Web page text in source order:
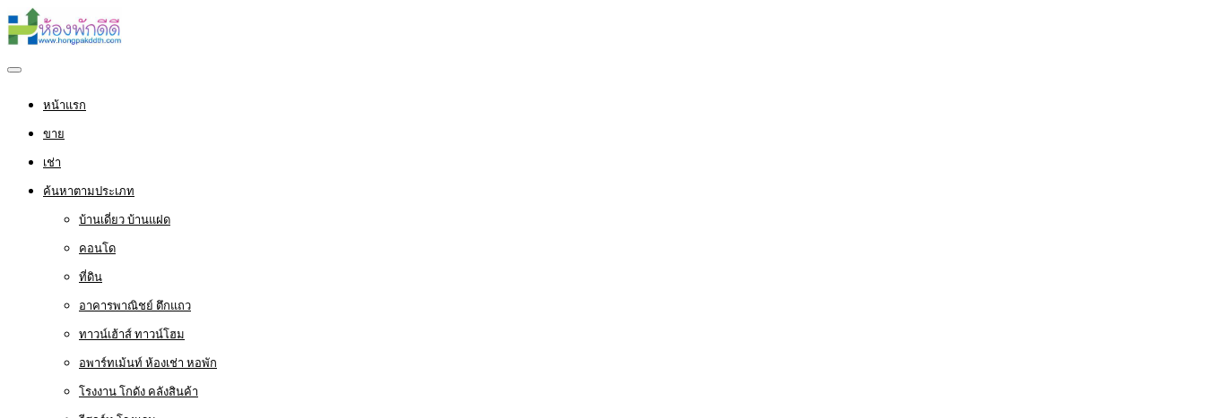
หน้าแรก
ขาย
เช่า
ค้นหาตามประเภท
บ้านเดี่ยว บ้านแฝด
คอนโด
ที่ดิน
อาคารพาณิชย์ ตึกแถว
ทาวน์เฮ้าส์ ทาวน์โฮม
อพาร์ทเม้นท์ ห้องเช่า หอพัก
โรงงาน โกดัง คลังสินค้า